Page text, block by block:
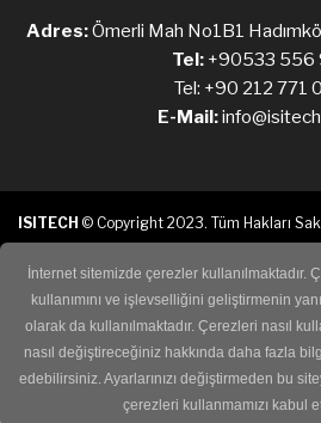
İnternet sitemizde çerezler kullanılmaktadır.
kullanımını ve işlevselliğini geliştirmenin
olarak da kullanılmaktadır. Çerezleri nasıl
nasıl değiştireceğiniz hakkında daha fazla
edebilirsiniz. Ayarlarınızı değiştirmeden bu
çerezleri kullanmamızı kabul
Adres:Ömerli Mah No1B1
Tel: +90533 556
Tel: +90 212 771
E-Mail:
ISITECH © Copyright 2023. Tüm Hakları